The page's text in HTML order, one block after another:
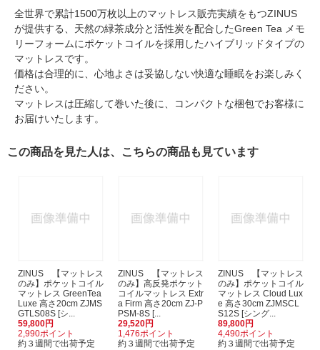
全世界で累計1500万枚以上のマットレス販売実績をもつZINUS
が提供する、天然の緑茶成分と活性炭を配合したGreen Tea メモ
リーフォームにポケットコイルを採用したハイブリッドタイプの
マットレスです。
価格は合理的に、心地よさは妥協しない快適な睡眠をお楽しみく
ださい。
マットレスは圧縮して巻いた後に、コンパクトな梱包でお客様に
お届けいたします。
この商品を見た人は、こちらの商品も見ています
ZINUS 【マットレス
のみ】ポケットコイル
マットレス GreenTea
Luxe 高さ20cm ZJMS
GTLS08S [シ...
59,800円
2,990ポイント
約３週間で出荷予定
ZINUS 【マットレス
のみ】高反発ポケット
コイルマットレス Extr
a Firm 高さ20cm ZJ-P
PSM-8S [...
29,520円
1,476ポイント
約３週間で出荷予定
ZINUS 【マットレス
のみ】ポケットコイル
マットレス Cloud Lux
e 高さ30cm ZJMSCL
S12S [シング...
89,800円
4,490ポイント
約３週間で出荷予定